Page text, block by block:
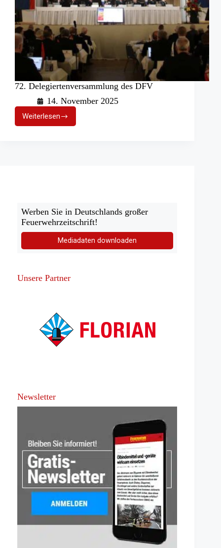
72. Delegiertenversammlung des DFV
14. November 2025
Weiterlesen
72.
Delegiertenversammlung
Werben Sie in Deutschlands großer
Feuerwehrzeitschrift!
Mediadaten downloaden
Unsere Partner
Newsletter